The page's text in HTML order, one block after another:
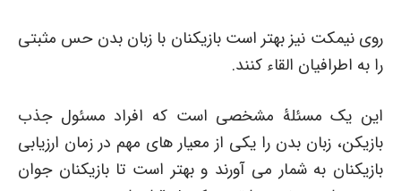
روی نیمکت نیز بهتر است بازیکنان با زبان بدن حس مثبتی
را به اطرافیان القاء کنند.
این یک مسئلۀ مشخصی است که افراد مسئول جذب
بازیکن، زبان بدن را یکی از معیار های مهم در زمان ارزیابی
بازیکنان به شمار می آورند و بهتر است تا بازیکنان جوان